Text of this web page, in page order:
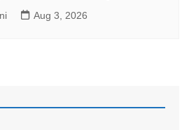
Aug 3, 2026